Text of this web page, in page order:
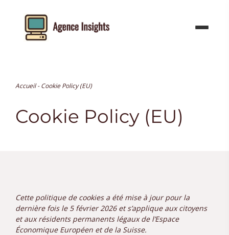
contenu
Accueil-Cookie Policy (EU)
Cookie Policy (EU)
Cette politique de cookies a été mise à jour pour la
dernière fois le 5 février 2026 et s’applique aux citoyens
et aux résidents permanents légaux de l’Espace
Économique Européen et de la Suisse.